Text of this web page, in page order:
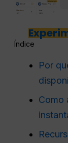
Índice
Por
Como